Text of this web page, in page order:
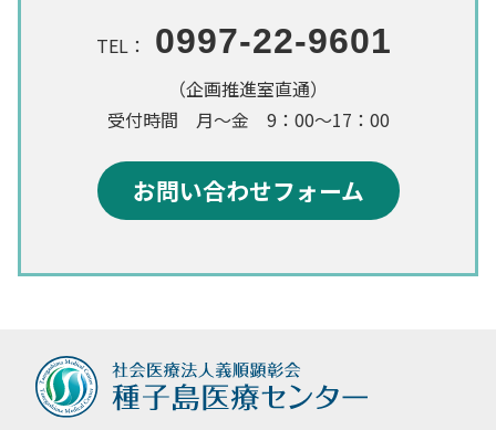
TEL： 0997-22-9601
（企画推進室直通）
受付時間 月～金 9：00～17：00
お問い合わせフォーム